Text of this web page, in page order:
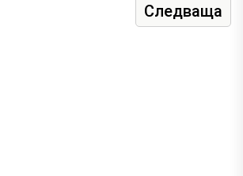
Следваща